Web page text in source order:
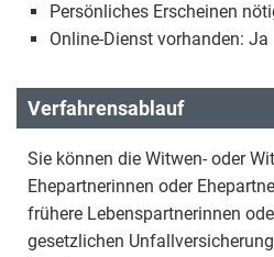
Persönliches Erscheinen
Online-Dienst vorhanden: Ja
Verfahrensablauf
Sie können die Witwen- oder
Ehepartnerinnen oder
frühere Lebenspartnerinnen
gesetzlichen